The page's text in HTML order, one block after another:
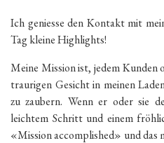
Ich geniesse den Kontakt mit
Tag kleine Highlights!
Meine Mission ist, jedem Kunden
traurigen Gesicht in meinen
zu zaubern. Wenn er oder sie
leichtem Schritt und einem
«Mission accomplished» und das